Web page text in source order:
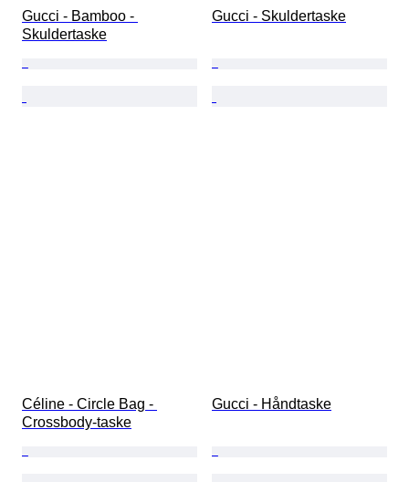
Gucci - Bamboo -
Skuldertaske
Gucci - Skuldertaske
Céline - Circle Bag -
Crossbody-taske
Gucci - Håndtaske